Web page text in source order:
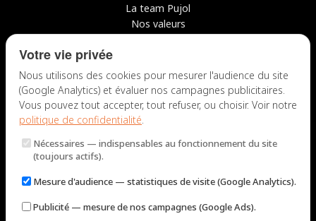
La team Pujol
Nos valeurs
Avis clients
Candidater chez nous
NOUS CONTACTER
Lun – Jeu : 9h – 12h / 14h – 18h
Votre vie privée
Nous utilisons des cookies pour mesurer l'audience du site
(Google Analytics) et évaluer nos campagnes publicitaires.
Vous pouvez tout accepter, tout refuser, ou choisir. Voir notre
politique de confidentialité.
Nécessaires — indispensables au fonctionnement du site
(toujours actifs).
Mesure d'audience — statistiques de visite (Google Analytics).
Publicité — mesure de nos campagnes (Google Ads).